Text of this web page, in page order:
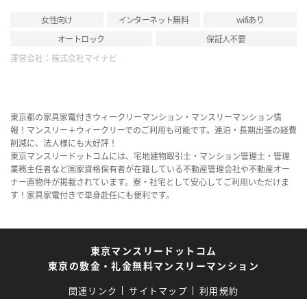
女性向け インターネット無料
wifiあり
オートロック
保証人不要
運営会社： 株式会社マイナビ
東京都の家具家電付きウィークリーマンション・マンスリーマンション情
報！マンスリー＋ウィークリーでのご利用も可能です。連泊・長期出張の経費
削減に、法人様にも大好評！
東京マンスリードットコムには、宅地建物取引士・マンション管理士・管理
業務主任者など国家資格保有者が在籍している不動産管理会社や不動産オー
ナー直物件が掲載されています。寮・社宅として安心してご利用いただけま
す！家具家電付きで単身赴任にも便利です。
東京マンスリードットコム
東京の敷金・礼金無料マンスリーマンション
関連リンク サイトマップ 利用規約